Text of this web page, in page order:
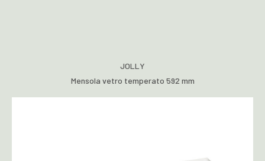
JOLLY
Mensola vetro temperato 592 mm